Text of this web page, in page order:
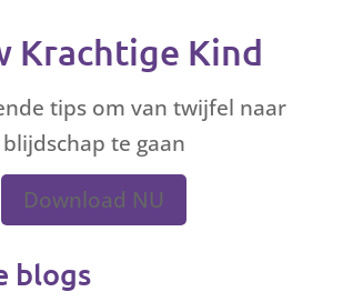
Krachtige Kind
tips om van twijfel naar
blijdschap te gaan
Download NU
blogs